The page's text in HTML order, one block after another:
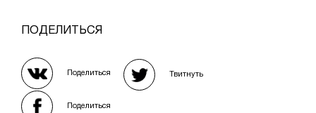
ПОДЕЛИТЬСЯ
Поделиться Твитнуть
Поделиться